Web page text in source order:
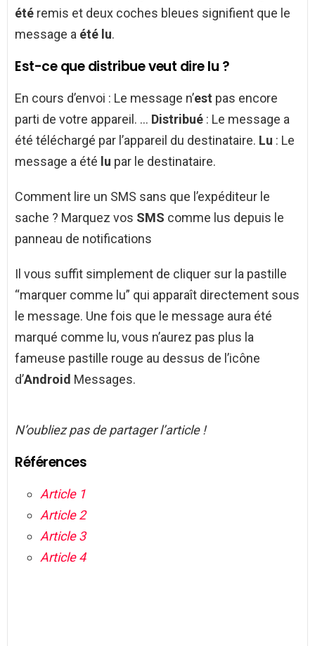
été remis et deux coches bleues signifient que le
message a été lu.
Est-ce que distribue veut dire lu ?
En cours d’envoi : Le message n’est pas encore
parti de votre appareil. … Distribué : Le message a
été téléchargé par l’appareil du destinataire. Lu : Le
message a été lu par le destinataire.
Comment lire un SMS sans que l’expéditeur le
sache ? Marquez vos SMS comme lus depuis le
panneau de notifications
Il vous suffit simplement de cliquer sur la pastille
“marquer comme lu” qui apparaît directement sous
le message. Une fois que le message aura été
marqué comme lu, vous n’aurez pas plus la
fameuse pastille rouge au dessus de l’icône
d’Android Messages.
N’oubliez pas de partager l’article !
Références
Article 1
Article 2
Article 3
Article 4